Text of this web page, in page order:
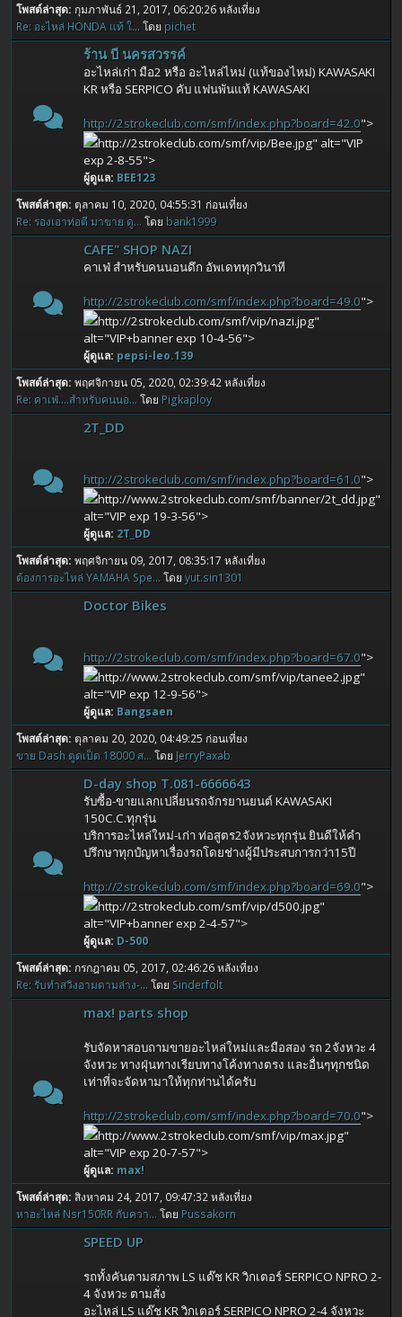
โพสต์ล่าสุด: กุมภาพันธ์ 21, 2017, 06:20:26 หลังเที่ยง
Re: อะไหล่ HONDA แท้ ใ... โดย pichet
ร้าน บี นครสวรรค์
อะไหล่เก่า มือ2 หรือ อะไหล่ไหม่ (แท้ของไหม่) KAWASAKI
KR หรือ SERPICO คับ แฟนพันแท้ KAWASAKI
http://2strokeclub.com/smf/index.php?board=42.0">
http://2strokeclub.com/smf/vip/Bee.jpg" alt="VIP
exp 2-8-55">
ผู้ดูแล: BEE123
โพสต์ล่าสุด: ตุลาคม 10, 2020, 04:55:31 ก่อนเที่ยง
Re: รองเอาท่อตี มาขาย ดู... โดย bank1999
CAFE" SHOP NAZI
คาเฟ่ สำหรับคนนอนดึก อัพเดททุกวินาที
http://2strokeclub.com/smf/index.php?board=49.0">
http://2strokeclub.com/smf/vip/nazi.jpg"
alt="VIP+banner exp 10-4-56">
ผู้ดูแล: pepsi-leo.139
โพสต์ล่าสุด: พฤศจิกายน 05, 2020, 02:39:42 หลังเที่ยง
Re: คาเฟ่....สำหรับคนนอ... โดย Pigkaploy
2T_DD
http://2strokeclub.com/smf/index.php?board=61.0">
http://www.2strokeclub.com/smf/banner/2t_dd.jpg"
alt="VIP exp 19-3-56">
ผู้ดูแล: 2T_DD
โพสต์ล่าสุด: พฤศจิกายน 09, 2017, 08:35:17 หลังเที่ยง
ต้องการอะไหล่ YAMAHA Spe... โดย yut.sin1301
Doctor Bikes
http://2strokeclub.com/smf/index.php?board=67.0">
http://www.2strokeclub.com/smf/vip/tanee2.jpg"
alt="VIP exp 12-9-56">
ผู้ดูแล: Bangsaen
โพสต์ล่าสุด: ตุลาคม 20, 2020, 04:49:25 ก่อนเที่ยง
ขาย Dash ตูดเป็ด 18000 ส... โดย JerryPaxab
D-day shop T.081-6666643
รับซื้อ-ขายแลกเปลี่ยนรถจักรยานยนต์ KAWASAKI
150C.C.ทุกรุ่น
บริการอะไหล่ใหม่-เก่า ท่อสูตร2จังหวะทุกรุ่น ยินดีให้คำ
ปรึกษาทุกปํญหาเรื่องรถโดยช่างผู้มีประสบการกว่า15ปี
http://2strokeclub.com/smf/index.php?board=69.0">
http://2strokeclub.com/smf/vip/d500.jpg"
alt="VIP+banner exp 2-4-57">
ผู้ดูแล: D-500
โพสต์ล่าสุด: กรกฎาคม 05, 2017, 02:46:26 หลังเที่ยง
Re: รับทำสวิงอามดามล่าง-... โดย Sinderfolt
max! parts shop
รับจัดหาสอบถามขายอะไหล่ใหม่และมือสอง รถ 2จังหวะ 4
จังหวะ ทางฝุ่นทางเรียบทางโค้งทางตรง และอื่นๆทุกชนิด
เท่าที่จะจัดหามาให้ทุกท่านได้ครับ
http://2strokeclub.com/smf/index.php?board=70.0">
http://www.2strokeclub.com/smf/vip/max.jpg"
alt="VIP exp 20-7-57">
ผู้ดูแล: max!
โพสต์ล่าสุด: สิงหาคม 24, 2017, 09:47:32 หลังเที่ยง
หาอะไหล่ Nsr150RR กับควา... โดย Pussakorn
SPEED UP
รถทั้งคันตามสภาพ LS แด๊ช KR วิกเตอร์ SERPICO NPRO 2-
4 จังหวะ ตามสั่ง
อะไหล่ LS แด๊ช KR วิกเตอร์ SERPICO NPRO 2-4 จังหวะ